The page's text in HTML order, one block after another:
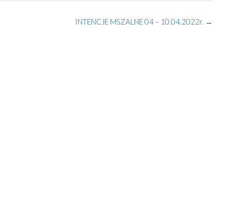
INTENCJE MSZALNE 04 – 10.04.2022r. →